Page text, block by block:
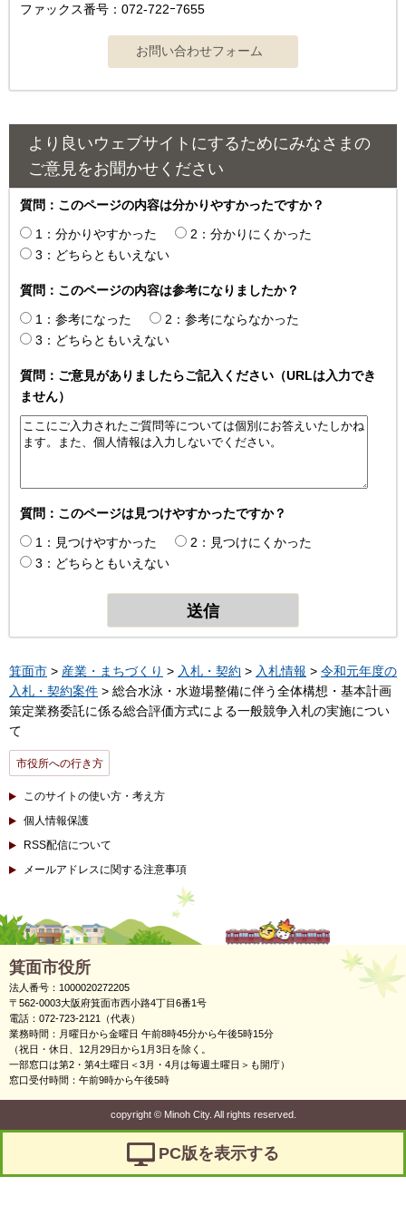
ファックス番号：072-722ｰ7655
より良いウェブサイトにするためにみなさまの
ご意見をお聞かせください
質問：このページの内容は分かりやすかったですか？
1：分かりやすかった
2：分かりにくかった
3：どちらともいえない
質問：このページの内容は参考になりましたか？
1：参考になった
2：参考にならなかった
3：どちらともいえない
質問：ご意見がありましたらご記入ください（URLは入力でき
ません）
質問：このページは見つけやすかったですか？
1：見つけやすかった
2：見つけにくかった
3：どちらともいえない
箕面市 > 産業・まちづくり > 入札・契約 > 入札情報 > 令和元年度の
入札・契約案件 > 総合水泳・水遊場整備に伴う全体構想・基本計画
策定業務委託に係る総合評価方式による一般競争入札の実施につい
て
市役所への行き方
このサイトの使い方・考え方
個人情報保護
RSS配信について
メールアドレスに関する注意事項
箕面市役所
法人番号：1000020272205
〒562-0003大阪府箕面市西小路4丁目6番1号
電話：072-723-2121（代表）
業務時間：月曜日から金曜日 午前8時45分から午後5時15分
（祝日・休日、12月29日から1月3日を除く。
一部窓口は第2・第4土曜日＜3月・4月は毎週土曜日＞も開庁）
窓口受付時間：午前9時から午後5時
copyright ©Minoh City. All rights reserved.
PC版を表示する